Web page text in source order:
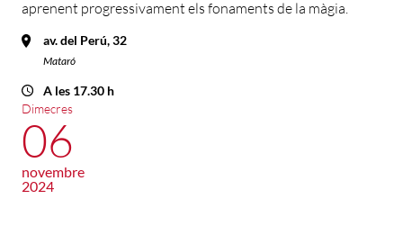
aprenent progressivament els fonaments de la màgia.
av. del Perú, 32
Mataró
A les 17.30 h
Dimecres
06
novembre
2024